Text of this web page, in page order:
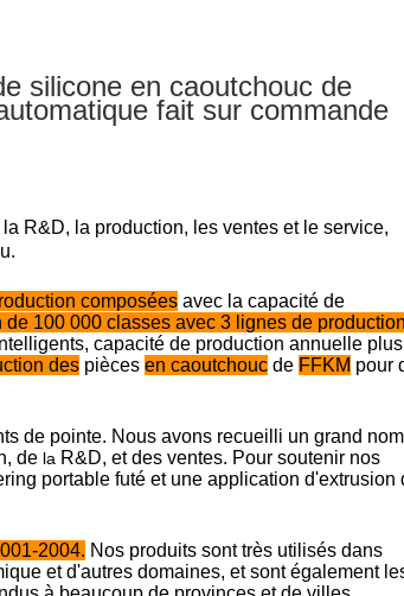
silicone en caoutchouc de
fait sur commande
R&D, la production, les ventes et le service,
composées avec la capacité de
de 100 000 classes avec 3 lignes de
capacité de production annuelle
des pièces en caoutchouc de FFKM pour
de pointe. Nous avons recueilli un grand
de la R&D, et des ventes. Pour soutenir nos
portable futé et une application d'extrusion
2004. Nos produits sont très utilisés dans
et d'autres domaines, et sont également